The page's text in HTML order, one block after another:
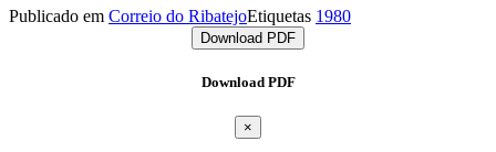
Publicado em Correio do RibatejoEtiquetas 1980
Download PDF
Download PDF
×